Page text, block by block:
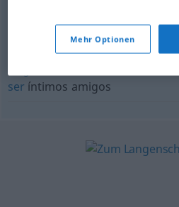
(dealguien)
ser íntimos amigos
Mehr Optionen